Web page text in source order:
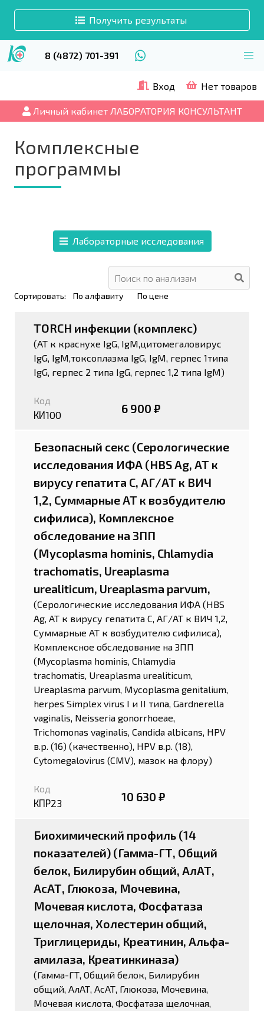
Получить результаты
8 (4872) 701-391
Вход Нет товаров
Личный кабинет ЛАБОРАТОРИЯ КОНСУЛЬТАНТ
Комплексные
программы
Лабораторные исследования
Сортировать: По алфавиту По цене
TORCH инфекции (комплекс)
(АТ к краснухе IgG, IgM,цитомегаловирус
IgG, IgM,токсоплазма IgG, IgM, герпес 1типа
IgG, герпес 2 типа IgG, герпес 1,2 типа IgМ)
Код
КИ100 6 900 ₽
Безопасный секс (Серологические
исследования ИФА (HBS Ag, АТ к
вирусу гепатита С, АГ/АТ к ВИЧ
1,2, Суммарные АТ к возбудителю
сифилиса), Комплексное
обследование на ЗПП
(Mycoplasma hominis, Chlamydia
trachomatis, Ureaplasma
urealiticum, Ureaplasma parvum,
(Серологические исследования ИФА (HBS
Ag, АТ к вирусу гепатита С, АГ/АТ к ВИЧ 1,2,
Суммарные АТ к возбудителю сифилиса),
Комплексное обследование на ЗПП
(Mycoplasma hominis, Chlamydia
trachomatis, Ureaplasma urealiticum,
Ureaplasma parvum, Mycoplasma genitalium,
herpes Simplex virus I и II типа, Gardnerella
vaginalis, Neisseria gonorrhoeae,
Trichomonas vaginalis, Candida albicans, HPV
в.р. (16) (качественно), HPV в.р. (18),
Cytomegalovirus (CMV), мазок на флору)
Код
КПР23 10 630 ₽
Биохимический профиль (14
показателей) (Гамма-ГТ, Общий
белок, Билирубин общий, АлАТ,
АсАТ, Глюкоза, Мочевина,
Мочевая кислота, Фосфатаза
щелочная, Холестерин общий,
Триглицериды, Креатинин, Альфа-
амилаза, Креатинкиназа)
(Гамма-ГТ, Общий белок, Билирубин
общий, АлАТ, АсАТ, Глюкоза, Мочевина,
Мочевая кислота, Фосфатаза щелочная,